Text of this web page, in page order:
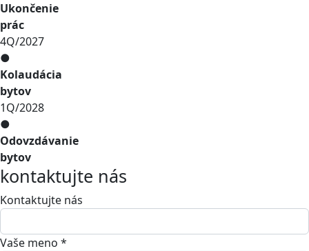
Ukončenie
prác
4Q/2027
●
Kolaudácia
bytov
1Q/2028
●
Odovzdávanie
bytov
kontaktujte nás
Kontaktujte nás
Vaše meno *